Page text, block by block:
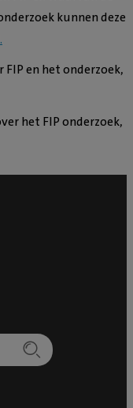
kunnen deze
FIP en het onderzoek,
het FIP onderzoek,